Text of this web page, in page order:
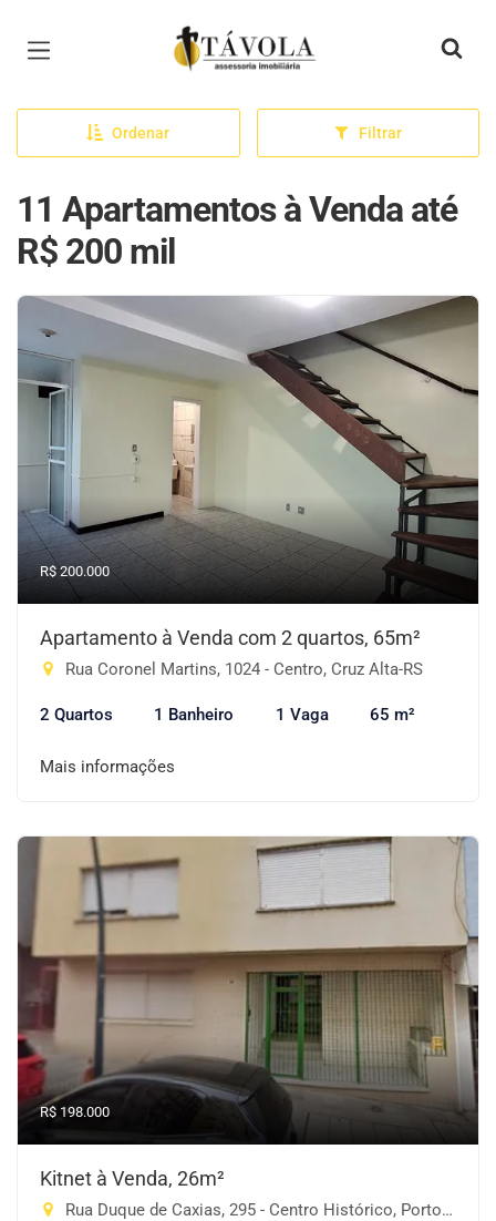
Página inicial
Ordenar Filtrar
11 Apartamentos à Venda até
R$ 200 mil
R$ 200.000
Apartamento à Venda com 2 quartos, 65m²
Rua Coronel Martins, 1024 - Centro, Cruz Alta-RS
2 Quartos 1 Banheiro 1 Vaga 65 m²
Mais informações
R$ 198.000
Kitnet à Venda, 26m²
Rua Duque de Caxias, 295 - Centro Histórico, Porto Alegre-RS